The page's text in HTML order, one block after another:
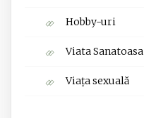
Hobby-uri
Viata Sanatoasa
Viața sexuală